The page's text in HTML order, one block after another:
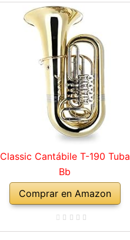
Classic Cantábile T-190 Tuba
Bb
Comprar en Amazon